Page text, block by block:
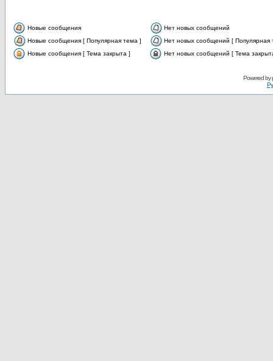
Новые сообщения
Нет новых сообщений
Новые сообщения [ Популярная тема ]
Нет новых сообщений [ Популярная
Новые сообщения [ Тема закрыта ]
Нет новых сообщений [ Тема
Powered by